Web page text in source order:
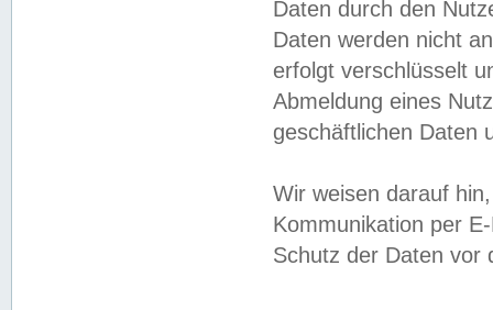
Daten durch den
Daten werden nicht
erfolgt verschlüsselt
Abmeldung eines
geschäftlichen Daten
Wir weisen darauf
Kommunikation per
Schutz der Daten vor